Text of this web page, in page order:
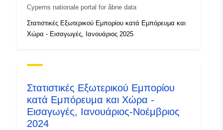
Cyperns nationale portal for åbne data
Στατιστικές Εξωτερικού Εμπορίου κατά Εμπόρευμα και
Χώρα - Εισαγωγές, Ιανουάριος 2025
Στατιστικές Εξωτερικού Εμπορίου
κατά Εμπόρευμα και Χώρα -
Εισαγωγές, Ιανουάριος-Νοέμβριος
2024